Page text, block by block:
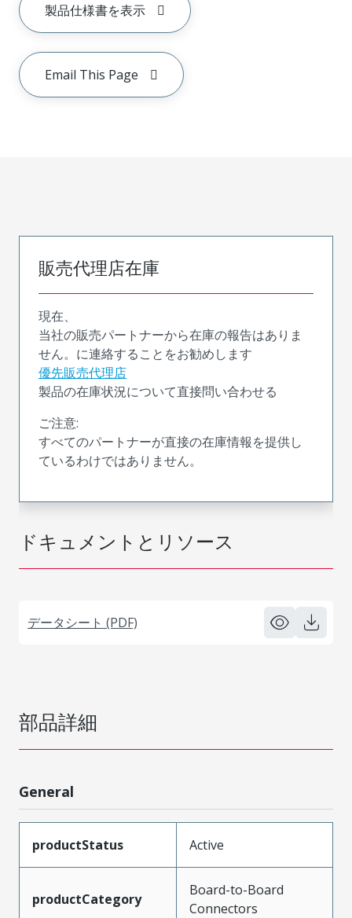
製品仕様書を表示
Email This Page
ドキュメントとリソース
データシート (PDF)
販売代理店在庫
現在、
当社の販売パートナーから在庫の報告はありま
せん。に連絡することをお勧めします
優先販売代理店
製品の在庫状況について直接問い合わせる
ご注意:
すべてのパートナーが直接の在庫情報を提供し
ているわけではありません。
部品詳細
General
productStatus Active
productCategory
Board-to-Board
Connectors